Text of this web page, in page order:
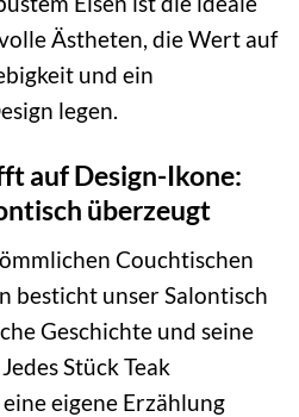
Ästheten, die Wert auf
und ein
legen.
auf Design-Ikone:
überzeugt
Couchtischen
besticht unser Salontisch
Geschichte und seine
Stück Teak
eigene Erzählung